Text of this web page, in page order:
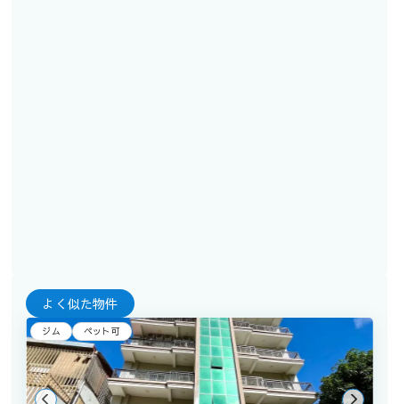
よく似た物件
ジム ペット可